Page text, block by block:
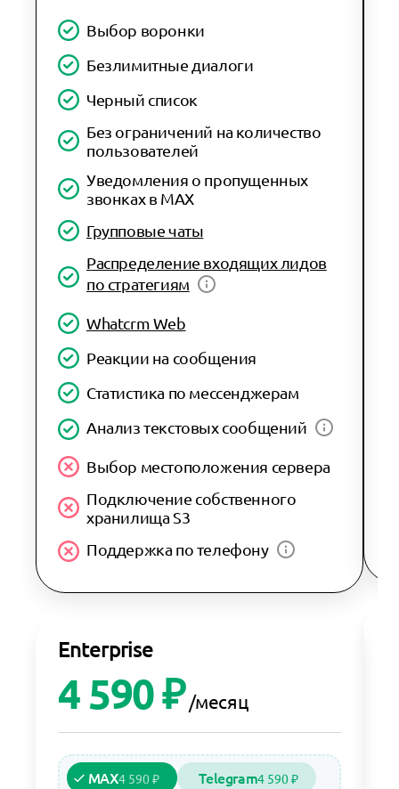
Выбор воронки
Безлимитные диалоги
Черный список
Без ограничений на количество
пользователей
Уведомления о пропущенных
звонках в MAX
Групповые чаты
Распределение входящих лидов
по стратегиям
Whatcrm Web
Реакции на сообщения
Статистика по мессенджерам
Анализ текстовых сообщений
Выбор местоположения сервера
Подключение собственного
хранилища S3
Поддержка по телефону
Enterprise
4 590 ₽ /месяц
MAX4 590 ₽ Telegram4 590 ₽